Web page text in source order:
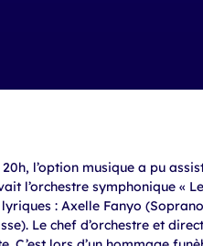
l’option musique a pu
l’orchestre symphonique «
: Axelle Fanyo
Le chef d’orchestre et